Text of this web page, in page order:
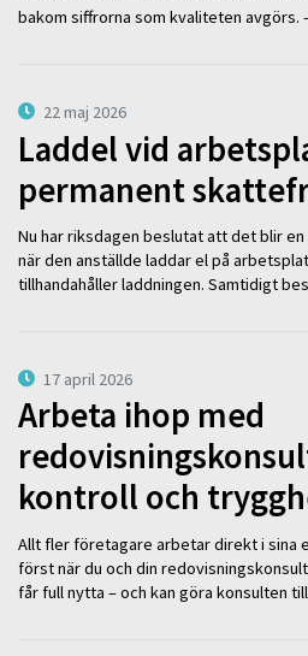
bakom siffrorna som kvaliteten avgörs.
22 maj 2026
Laddel vid
permanent
Nu har riksdagen beslutat att det blir
när den anställde laddar el på
tillhandahåller laddningen. Samtidigt
17 april 2026
Arbeta ihop med
kontroll och
Allt fler företagare arbetar direkt i sina
först när du och din
får full nytta – och kan göra konsulten